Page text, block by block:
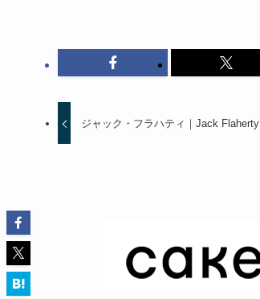
ジャック・フラハティ｜Jack Flaherty